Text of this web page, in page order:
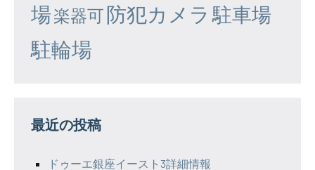
場楽器可防犯カメラ 駐車場
駐輪場
最近の投稿
ドゥーエ銀座イースト3詳細情報